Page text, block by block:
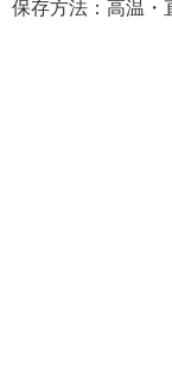
保存方法：高温・